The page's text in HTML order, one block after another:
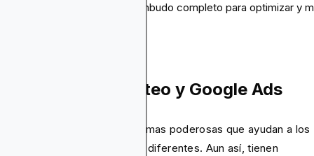
Usar analítica e insights de embudo completo para optimizar y
No Usar Criteo y Google Ads
y Google Ads son plataformas poderosas que ayudan a los
de muchas maneras diferentes. Aun así, tienen